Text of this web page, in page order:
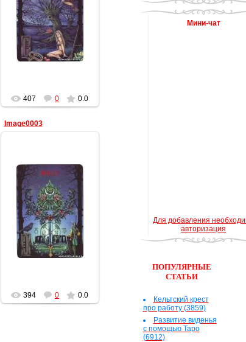
10.02.2012
Геката
407 0 0.0
Image0003
10.02.2012
Геката
394 0 0.0
Мини-чат
Для добавления
авторизация
ПОПУЛЯРНЫЕ
СТАТЬИ
Кельтский крест
про работу (3859)
Развитие виденья
с помощью Таро
(6912)